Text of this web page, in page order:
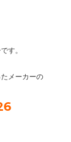
す。
メーカーの